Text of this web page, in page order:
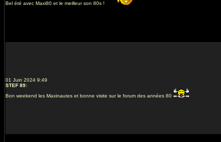
Bel été avec Maxi80 et le meilleur son 80s !
01 Juin 2024 9:49
STEF 89:
Bon weekend les Maxinautes et bonne visite sur le forum des années 80